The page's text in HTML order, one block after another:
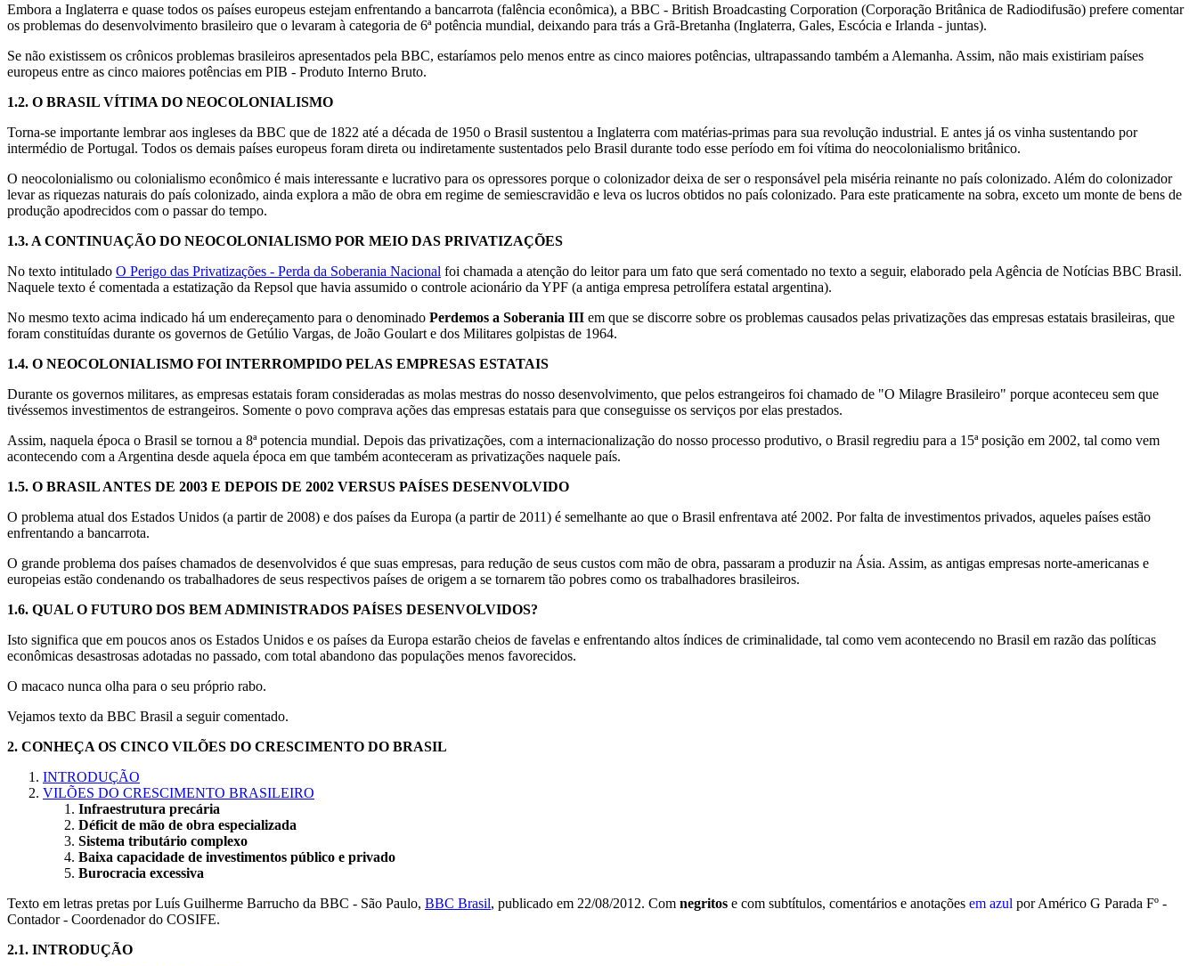
Embora a Inglaterra e quase todos os países europeus estejam enfrentando a bancarrota (falência econômica), a BBC - British Broadcasting Corporation (Corporação Britânica de Radiodifusão) prefere comentar
os problemas do desenvolvimento brasileiro que o levaram à categoria de 6ª potência mundial, deixando para trás a Grã-Bretanha (Inglaterra, Gales, Escócia e Irlanda - juntas).
Se não existissem os crônicos problemas brasileiros apresentados pela BBC, estaríamos pelo menos entre as cinco maiores potências, ultrapassando também a Alemanha. Assim, não mais existiriam países
europeus entre as cinco maiores potências em PIB - Produto Interno Bruto.
1.2. O BRASIL VÍTIMA DO NEOCOLONIALISMO
Torna-se importante lembrar aos ingleses da BBC que de 1822 até a década de 1950 o Brasil sustentou a Inglaterra com matérias-primas para sua revolução industrial. E antes já os vinha sustentando por
intermédio de Portugal. Todos os demais países europeus foram direta ou indiretamente sustentados pelo Brasil durante todo esse período em foi vítima do neocolonialismo britânico.
O neocolonialismo ou colonialismo econômico é mais interessante e lucrativo para os opressores porque o colonizador deixa de ser o responsável pela miséria reinante no país colonizado. Além do colonizador
levar as riquezas naturais do país colonizado, ainda explora a mão de obra em regime de semiescravidão e leva os lucros obtidos no país colonizado. Para este praticamente na sobra, exceto um monte de bens de
produção apodrecidos com o passar do tempo.
1.3. A CONTINUAÇÃO DO NEOCOLONIALISMO POR MEIO DAS PRIVATIZAÇÕES
No texto intitulado O Perigo das Privatizações - Perda da Soberania Nacional foi chamada a atenção do leitor para um fato que será comentado no texto a seguir, elaborado pela Agência de Notícias BBC Brasil.
Naquele texto é comentada a estatização da Repsol que havia assumido o controle acionário da YPF (a antiga empresa petrolífera estatal argentina).
No mesmo texto acima indicado há um endereçamento para o denominado Perdemos a Soberania III em que se discorre sobre os problemas causados pelas privatizações das empresas estatais brasileiras, que
foram constituídas durante os governos de Getúlio Vargas, de João Goulart e dos Militares golpistas de 1964.
1.4. O NEOCOLONIALISMO FOI INTERROMPIDO PELAS EMPRESAS ESTATAIS
Durante os governos militares, as empresas estatais foram consideradas as molas mestras do nosso desenvolvimento, que pelos estrangeiros foi chamado de "O Milagre Brasileiro" porque aconteceu sem que
tivéssemos investimentos de estrangeiros. Somente o povo comprava ações das empresas estatais para que conseguisse os serviços por elas prestados.
Assim, naquela época o Brasil se tornou a 8ª potencia mundial. Depois das privatizações, com a internacionalização do nosso processo produtivo, o Brasil regrediu para a 15ª posição em 2002, tal como vem
acontecendo com a Argentina desde aquela época em que também aconteceram as privatizações naquele país.
1.5. O BRASIL ANTES DE 2003 E DEPOIS DE 2002 VERSUS PAÍSES DESENVOLVIDO
O problema atual dos Estados Unidos (a partir de 2008) e dos países da Europa (a partir de 2011) é semelhante ao que o Brasil enfrentava até 2002. Por falta de investimentos privados, aqueles países estão
enfrentando a bancarrota.
O grande problema dos países chamados de desenvolvidos é que suas empresas, para redução de seus custos com mão de obra, passaram a produzir na Ásia. Assim, as antigas empresas norte-americanas e
europeias estão condenando os trabalhadores de seus respectivos países de origem a se tornarem tão pobres como os trabalhadores brasileiros.
1.6. QUAL O FUTURO DOS BEM ADMINISTRADOS PAÍSES DESENVOLVIDOS?
Isto significa que em poucos anos os Estados Unidos e os países da Europa estarão cheios de favelas e enfrentando altos índices de criminalidade, tal como vem acontecendo no Brasil em razão das políticas
econômicas desastrosas adotadas no passado, com total abandono das populações menos favorecidos.
O macaco nunca olha para o seu próprio rabo.
Vejamos texto da BBC Brasil a seguir comentado.
2. CONHEÇA OS CINCO VILÕES DO CRESCIMENTO DO BRASIL
INTRODUÇÃO
VILÕES DO CRESCIMENTO BRASILEIRO
Infraestrutura precária
Déficit de mão de obra especializada
Sistema tributário complexo
Baixa capacidade de investimentos público e privado
Burocracia excessiva
Texto em letras pretas por Luís Guilherme Barrucho da BBC - São Paulo, BBC Brasil, publicado em 22/08/2012. Com negritos e com subtítulos, comentários e anotações em azul por Américo G Parada Fº -
Contador - Coordenador do COSIFE.
2.1. INTRODUÇÃO